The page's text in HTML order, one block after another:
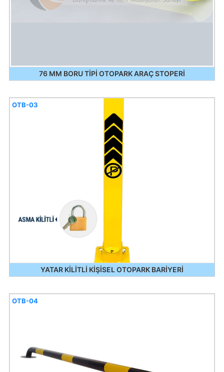
76 MM BORU TİPİ OTOPARK ARAÇ STOPERİ
YATAR KİLİTLİ KİŞİSEL OTOPARK BARİYERİ
OTB-03
OTB-04